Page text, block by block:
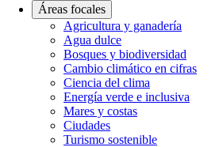
Áreas focales
Agricultura y ganadería
Agua dulce
Bosques y biodiversidad
Cambio climático en cifras
Ciencia del clima
Energía verde e inclusiva
Mares y costas
Ciudades
Turismo sostenible